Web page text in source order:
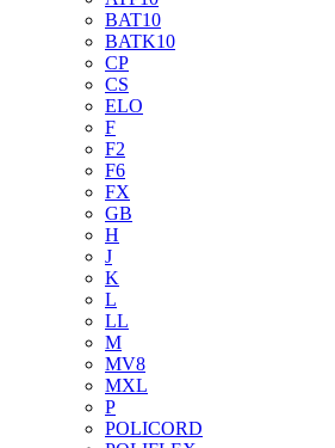
BAT10
BATK10
CP
CS
ELO
F
F2
F6
FX
GB
H
J
K
L
LL
M
MV8
MXL
P
POLICORD